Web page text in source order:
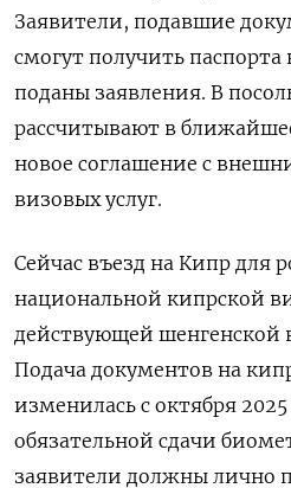
Заявители, подавшие
смогут получить паспорта
поданы заявления. В
рассчитывают в
новое соглашение с
визовых услуг.
Сейчас въезд на Кипр для
национальной кипрской
действующей шенгенской
Подача документов на
изменилась с октября
обязательной сдачи
заявители должны лично